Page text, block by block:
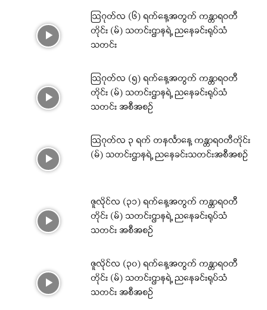
ဩဂုတ်လ (၆) ရက်နေ့အတွက် ကန္တာရဝတီ
တိုင်း (မ်) သတင်းဌာနရဲ့ ညနေခင်းရုပ်သံ
သတင်း
ဩဂုတ်လ (၅) ရက်နေ့အတွက် ကန္တာရဝတီ
တိုင်း (မ်) သတင်းဌာနရဲ့ ညနေခင်းရုပ်သံ
သတင်း အစီအစဉ်
ဩဂုတ်လ ၃ ရက် တနင်္လာနေ့ ကန္တာရဝတီတိုင်း
(မ်) သတင်းဌာနရဲ့ ညနေခင်းသတင်းအစီအစဉ်
ဇူလိုင်လ (၃၁) ရက်နေ့အတွက် ကန္တာရဝတီ
တိုင်း (မ်) သတင်းဌာနရဲ့ ညနေခင်းရုပ်သံ
သတင်း အစီအစဉ်
ဇူလိုင်လ (၃၀) ရက်နေ့အတွက် ကန္တာရဝတီ
တိုင်း (မ်) သတင်းဌာနရဲ့ ညနေခင်းရုပ်သံ
သတင်း အစီအစဉ်